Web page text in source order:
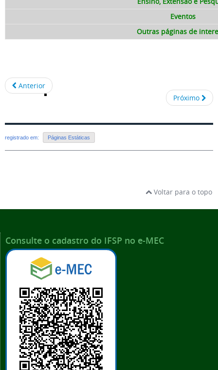
Eventos
Outras páginas de
Anterior
Próximo
registrado em: Páginas Estáticas
Voltar para o topo
Consulte o cadastro do IFSP no e-MEC